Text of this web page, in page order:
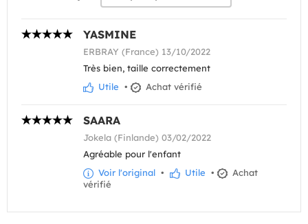
YASMINE
ERBRAY (France) 13/10/2022
Très bien, taille correctement
Utile • Achat vérifié
SAARA
Jokela (Finlande) 03/02/2022
Agréable pour l'enfant
Voir l'original • Utile •
Achat
vérifié